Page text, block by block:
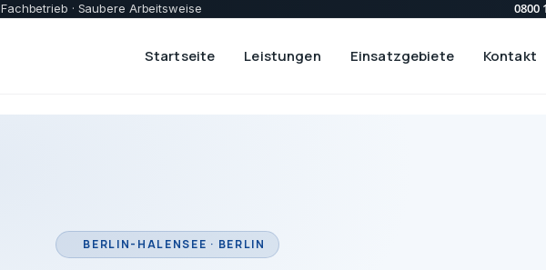
Fachbetrieb · Saubere Arbeitsweise 0800
Startseite Leistungen Einsatzgebiete Kontakt
BERLIN-HALENSEE · BERLIN